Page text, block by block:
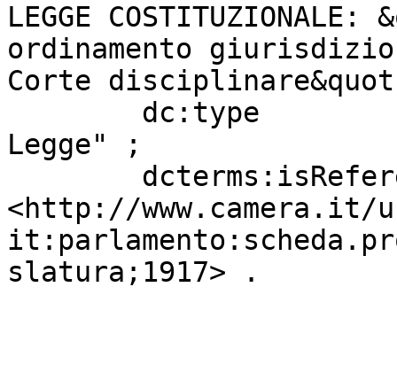
LEGGE
ordinamento
Corte
Legge" ;
<http://www.camera.it/